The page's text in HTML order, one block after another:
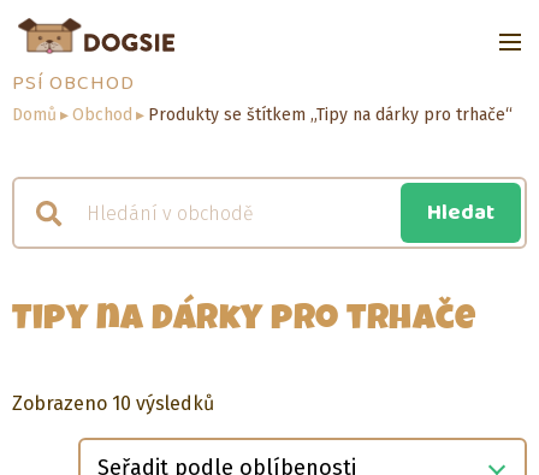
PSÍ OBCHOD
Domů ▸Obchod ▸ Produkty se štítkem „Tipy na dárky pro trhače“
Tipy na dárky pro trhače
Zobrazeno 10 výsledků
podle
oblíbenosti